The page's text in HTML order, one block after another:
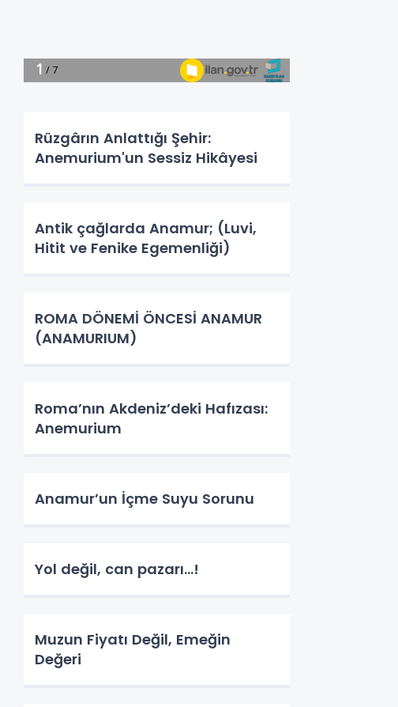
Rüzgârın Anlattığı Şehir:
Anemurium'un Sessiz Hikâyesi
Antik çağlarda Anamur; (Luvi,
Hitit ve Fenike Egemenliği)
ROMA DÖNEMİ ÖNCESİ ANAMUR
(ANAMURIUM)
Roma’nın Akdeniz’deki Hafızası:
Anemurium
Anamur’un İçme Suyu Sorunu
Yol değil, can pazarı…!
Muzun Fiyatı Değil, Emeğin
Değeri